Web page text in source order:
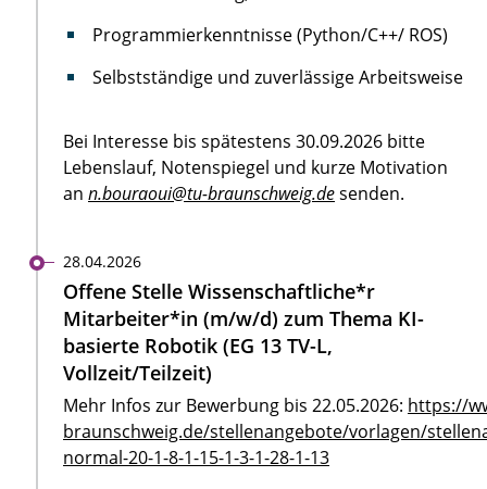
Programmierkenntnisse (Python/C++/ ROS)
Selbstständige und zuverlässige Arbeitsweise
Bei Interesse bis spätestens 30.09.2026 bitte
Lebenslauf, Notenspiegel und kurze Motivation
an n.bouraoui@tu-braunschweig.desenden.
28.04.2026
Offene Stelle Wissenschaftliche*r
Mitarbeiter*in (m/w/d) zum Thema KI-
basierte Robotik (EG 13 TV-L,
Vollzeit/Teilzeit)
Mehr Infos zur Bewerbung bis 22.05.2026: https://
braunschweig.de/stellenangebote/vorlagen/
normal-20-1-8-1-15-1-3-1-28-1-13